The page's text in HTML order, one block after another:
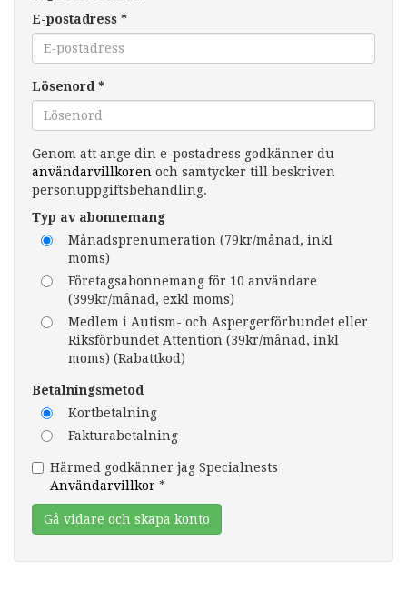
E-postadress *
Lösenord *
Genom att ange din e-postadress godkänner du
användarvillkoren och samtycker till beskriven
personuppgiftsbehandling.
Typ av abonnemang
Månadsprenumeration (79kr/månad, inkl
moms)
Företagsabonnemang för 10 användare
(399kr/månad, exkl moms)
Medlem i Autism- och Aspergerförbundet eller
Riksförbundet Attention (39kr/månad, inkl
moms) (Rabattkod)
Betalningsmetod
Kortbetalning
Fakturabetalning
Härmed godkänner jag Specialnests
Användarvillkor *
Gå vidare och skapa konto